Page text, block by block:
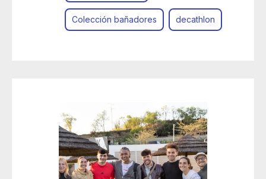
Colección bañadores decathlon